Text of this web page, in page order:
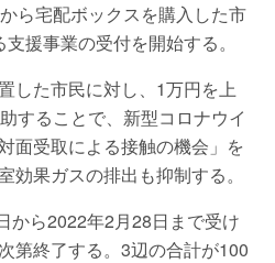
ら宅配ボックスを購入した市
援事業の受付を開始する。
した市民に対し、1万円を上
することで、新型コロナウイ
面受取による接触の機会」を
効果ガスの排出も抑制する。
から2022年2月28日まで受け
第終了する。3辺の合計が100